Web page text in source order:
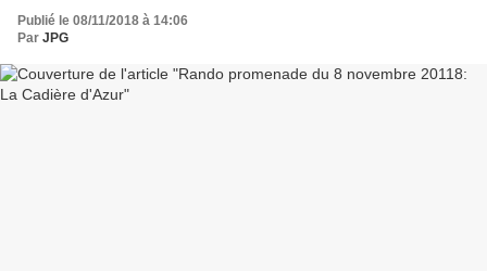
Publié le 08/11/2018 à 14:06
Par JPG